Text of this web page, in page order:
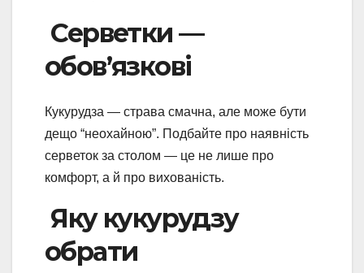
Серветки —
обов’язкові
Кукурудза — страва смачна, але може бути
дещо “неохайною”. Подбайте про наявність
серветок за столом — це не лише про
комфорт, а й про вихованість.
Яку кукурудзу
обрати